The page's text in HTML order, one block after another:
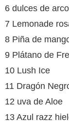
6 dulces de
7 Lemonade
8 Piña de
9 Plátano de
10 Lush Ice
11 Dragón
12 uva de Aloe
13 Azul razz